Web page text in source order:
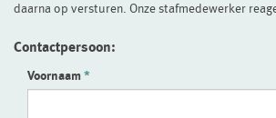
daarna op versturen. Onze stafmedewerker
Contactpersoon:
Voornaam